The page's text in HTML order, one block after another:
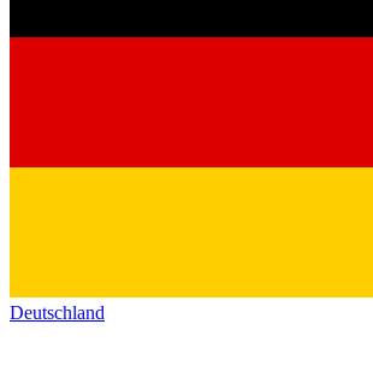
Deutschland